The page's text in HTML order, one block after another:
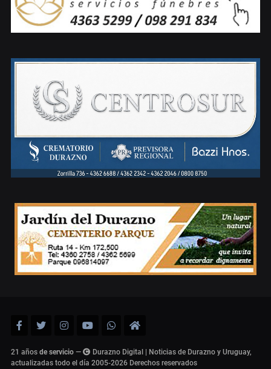
21 años de servicio —
Durazno Digital | Noticias de Durazno y Uruguay,
actualizadas todo el día 2005-2026 Derechos reservados